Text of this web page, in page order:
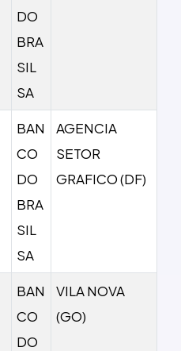
DO
BRA
SIL
SA
BAN
CO
DO
BRA
SIL
SA
AGENCIA
SETOR
GRAFICO (DF)
BAN
CO
DO
VILA NOVA
(GO)